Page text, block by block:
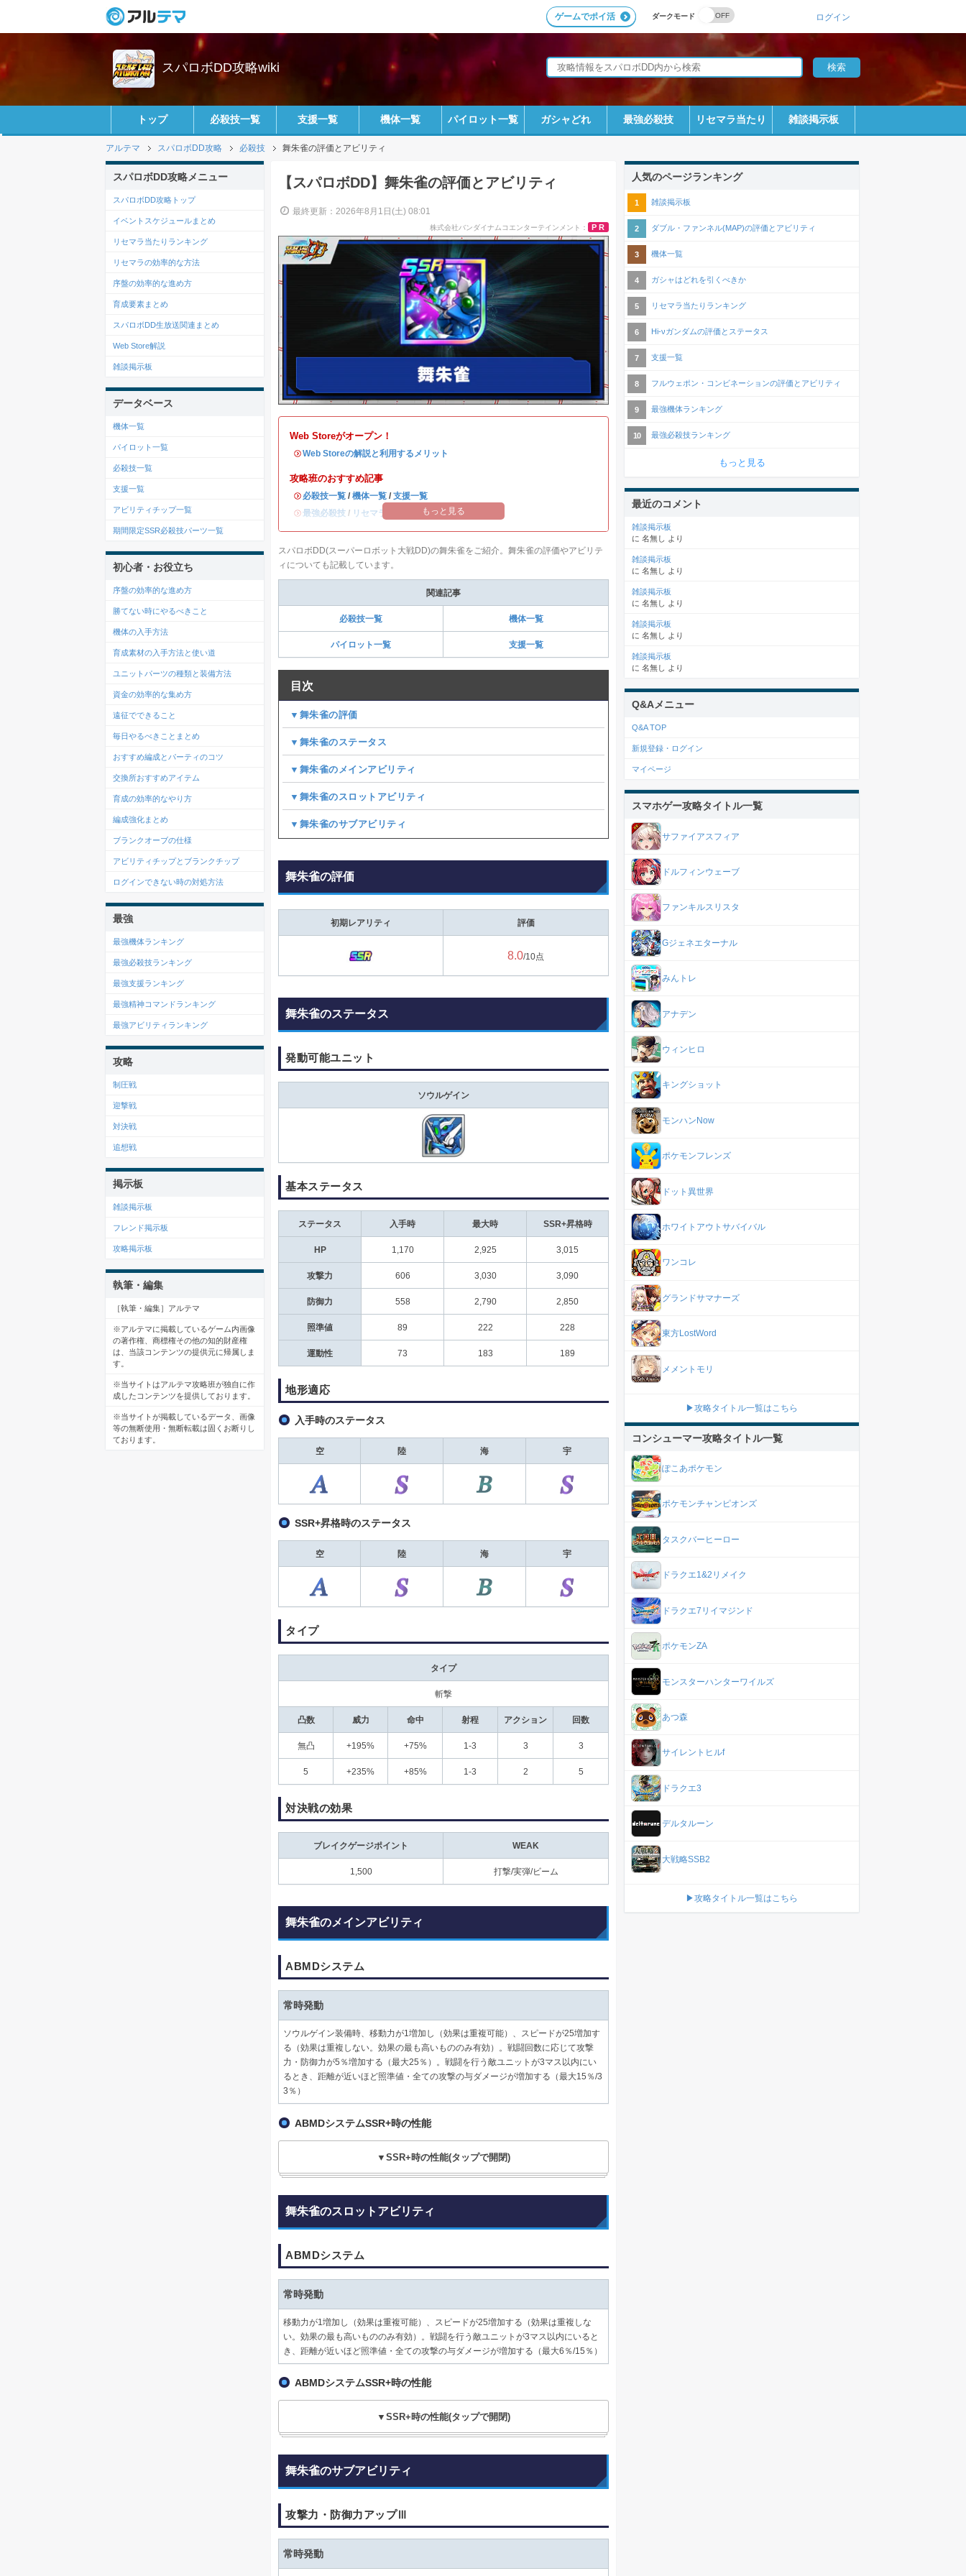
ダークモード
ゲームでポイ活 ログイン
スパロボDD攻略wiki
トップ 必殺技一覧 支援一覧 機体一覧 パイロット一覧 ガシャどれ 最強必殺技 リセマラ当たり 雑談掲示板
アルテマ スパロボDD攻略 必殺技 舞朱雀の評価とアビリティ
【スパロボDD】舞朱雀の評価とアビリティ
最終更新：2026年8月1日(土) 08:01
PR
Web Storeがオープン！
・Web Storeの解説と利用するメリット
攻略班のおすすめ記事
・ 必殺技一覧 / 機体一覧 / 支援一覧
・最強必殺技 / リセマラ当たりランキング
もっと見る
スパロボDD(スーパーロボット大戦DD)の舞朱雀をご紹介。舞朱雀の評価やアビリテ
ィについても記載しています。
関連記事
必殺技一覧 機体一覧
パイロット一覧 支援一覧
目次
▼舞朱雀の評価
▼舞朱雀のステータス
▼舞朱雀のメインアビリティ
▼舞朱雀のスロットアビリティ
▼舞朱雀のサブアビリティ
舞朱雀の評価
初期レアリティ 評価
8.0/10点
舞朱雀のステータス
発動可能ユニット
ソウルゲイン
基本ステータス
ステータス 入手時 最大時 SSR+昇格時
HP 1,170 2,925 3,015
攻撃力 606 3,030 3,090
防御力 558 2,790 2,850
照準値 89 222 228
運動性 73 183 189
地形適応
入手時のステータス
空 陸 海 宇
SSR+昇格時のステータス
空 陸 海 宇
タイプ
タイプ
斬撃
凸数 威力 命中 射程 アクション 回数
無凸 +195% +75% 1-3 3 3
5 +235% +85% 1-3 2 5
対決戦の効果
ブレイクゲージポイント WEAK
1,500 打撃/実弾/ビーム
舞朱雀のメインアビリティ
ABMDシステム
常時発動
ソウルゲイン装備時、移動力が1増加し（効果は重複可能）、スピードが25増加す
る（効果は重複しない。効果の最も高いもののみ有効）。戦闘回数に応じて攻撃
力・防御力が5％増加する（最大25％）。戦闘を行う敵ユニットが3マス以内にい
るとき、距離が近いほど照準値・全ての攻撃の与ダメージが増加する（最大15％/3
3％）
ABMDシステムSSR+時の性能
▼SSR+時の性能(タップで開閉)
舞朱雀のスロットアビリティ
ABMDシステム
常時発動
移動力が1増加し（効果は重複可能）、スピードが25増加する（効果は重複しな
い。効果の最も高いもののみ有効）。戦闘を行う敵ユニットが3マス以内にいると
き、距離が近いほど照準値・全ての攻撃の与ダメージが増加する（最大6％/15％）
ABMDシステムSSR+時の性能
▼SSR+時の性能(タップで開閉)
舞朱雀のサブアビリティ
攻撃力・防御力アップⅢ
常時発動
スパロボDD攻略メニュー
スパロボDD攻略トップ
イベントスケジュールまとめ
リセマラ当たりランキング
リセマラの効率的な方法
序盤の効率的な進め方
育成要素まとめ
スパロボDD生放送関連まとめ
Web Store解説
雑談掲示板
データベース
機体一覧
パイロット一覧
必殺技一覧
支援一覧
アビリティチップ一覧
期間限定SSR必殺技パーツ一覧
初心者・お役立ち
序盤の効率的な進め方
勝てない時にやるべきこと
機体の入手方法
育成素材の入手方法と使い道
ユニットパーツの種類と装備方法
資金の効率的な集め方
遠征でできること
毎日やるべきことまとめ
おすすめ編成とパーティのコツ
交換所おすすめアイテム
育成の効率的なやり方
編成強化まとめ
ブランクオーブの仕様
アビリティチップとブランクチップ
ログインできない時の対処方法
最強
最強機体ランキング
最強必殺技ランキング
最強支援ランキング
最強精神コマンドランキング
最強アビリティランキング
攻略
制圧戦
迎撃戦
対決戦
追想戦
掲示板
雑談掲示板
フレンド掲示板
攻略掲示板
執筆・編集
［執筆・編集］アルテマ
※アルテマに掲載しているゲーム内画像
の著作権、商標権その他の知的財産権
は、当該コンテンツの提供元に帰属しま
す。
※当サイトはアルテマ攻略班が独自に作
成したコンテンツを提供しております。
※当サイトが掲載しているデータ、画像
等の無断使用・無断転載は固くお断りし
ております。
人気のページランキング
雑談掲示板
ダブル・ファンネル(MAP)の評価とアビリティ
機体一覧
ガシャはどれを引くべきか
リセマラ当たりランキング
Hi-νガンダムの評価とステータス
支援一覧
フルウェポン・コンビネーションの評価とアビリティ
最強機体ランキング
最強必殺技ランキング
もっと見る
最近のコメント
雑談掲示板
に 名無し より
雑談掲示板
に 名無し より
雑談掲示板
に 名無し より
雑談掲示板
に 名無し より
雑談掲示板
に 名無し より
Q&Aメニュー
Q&A TOP
新規登録・ログイン
マイページ
スマホゲー攻略タイトル一覧
サファイアスフィア
ドルフィンウェーブ
ファンキルスリスタ
Gジェネエターナル
みんトレ
アナデン
ウィンヒロ
キングショット
モンハンNow
ポケモンフレンズ
ドット異世界
ホワイトアウトサバイバル
ワンコレ
グランドサマナーズ
東方LostWord
メメントモリ
▶攻略タイトル一覧はこちら
コンシューマー攻略タイトル一覧
ぽこあポケモン
ポケモンチャンピオンズ
タスクバーヒーロー
ドラクエ1&2リメイク
ドラクエ7リイマジンド
ポケモンZA
モンスターハンターワイルズ
あつ森
サイレントヒルf
ドラクエ3
デルタルーン
大戦略SSB2
▶攻略タイトル一覧はこちら